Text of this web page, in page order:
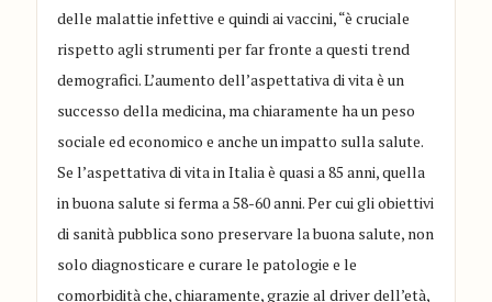
delle malattie infettive e quindi ai vaccini, “è cruciale
rispetto agli strumenti per far fronte a questi trend
demografici. L’aumento dell’aspettativa di vita è un
successo della medicina, ma chiaramente ha un peso
sociale ed economico e anche un impatto sulla salute.
Se l’aspettativa di vita in Italia è quasi a 85 anni, quella
in buona salute si ferma a 58-60 anni. Per cui gli obiettivi
di sanità pubblica sono preservare la buona salute, non
solo diagnosticare e curare le patologie e le
comorbidità che, chiaramente, grazie al driver dell’età,